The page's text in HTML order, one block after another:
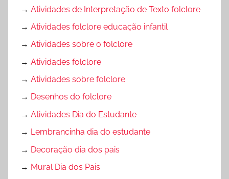
→ Atividades de Interpretação de Texto folclore
→ Atividades folclore educação infantil
→ Atividades sobre o folclore
→ Atividades folclore
→ Atividades sobre folclore
→ Desenhos do folclore
→ Atividades Dia do Estudante
→ Lembrancinha dia do estudante
→ Decoração dia dos pais
→ Mural Dia dos Pais